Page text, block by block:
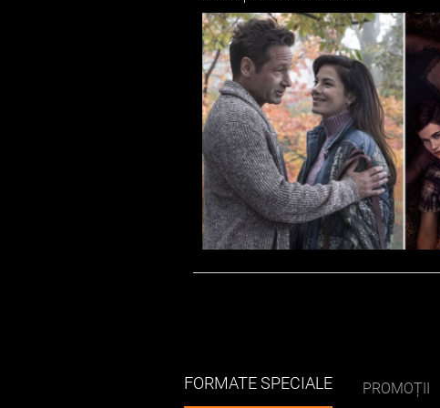
FORMATE SPECIALE PROMOȚII